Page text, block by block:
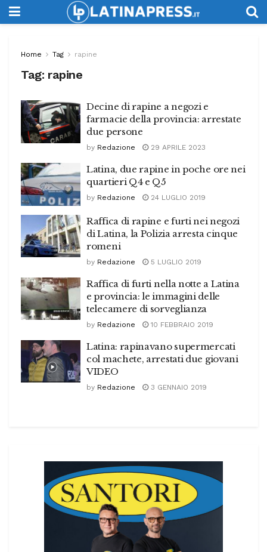
Home Tag rapine
Tag: rapine
Decine di rapine a negozi e
farmacie della provincia: arrestate
due persone
by Redazione 29 APRILE 2023
Latina, due rapine in poche ore nei
quartieri Q4 e Q5
by Redazione 24 LUGLIO 2019
Raffica di rapine e furti nei negozi
di Latina, la Polizia arresta cinque
romeni
by Redazione 5 LUGLIO 2019
Raffica di furti nella notte a Latina
e provincia: le immagini delle
telecamere di sorveglianza
by Redazione 10 FEBBRAIO 2019
Latina: rapinavano supermercati
col machete, arrestati due giovani
VIDEO
by Redazione 3 GENNAIO 2019